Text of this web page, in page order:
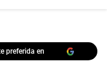
preferida en